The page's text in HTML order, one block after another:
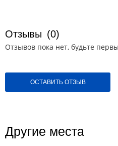
Отзывы (0)
Отзывов пока нет, будьте
ОСТАВИТЬ ОТЗЫВ
Другие места